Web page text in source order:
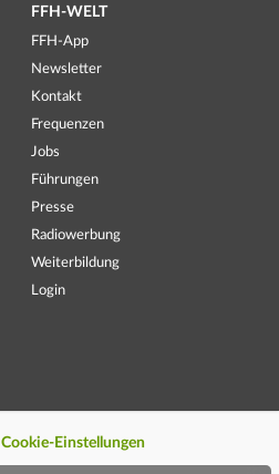
FFH-WELT
FFH-App
Newsletter
Kontakt
Frequenzen
Jobs
Führungen
Presse
Radiowerbung
Weiterbildung
Login
Cookie-Einstellungen